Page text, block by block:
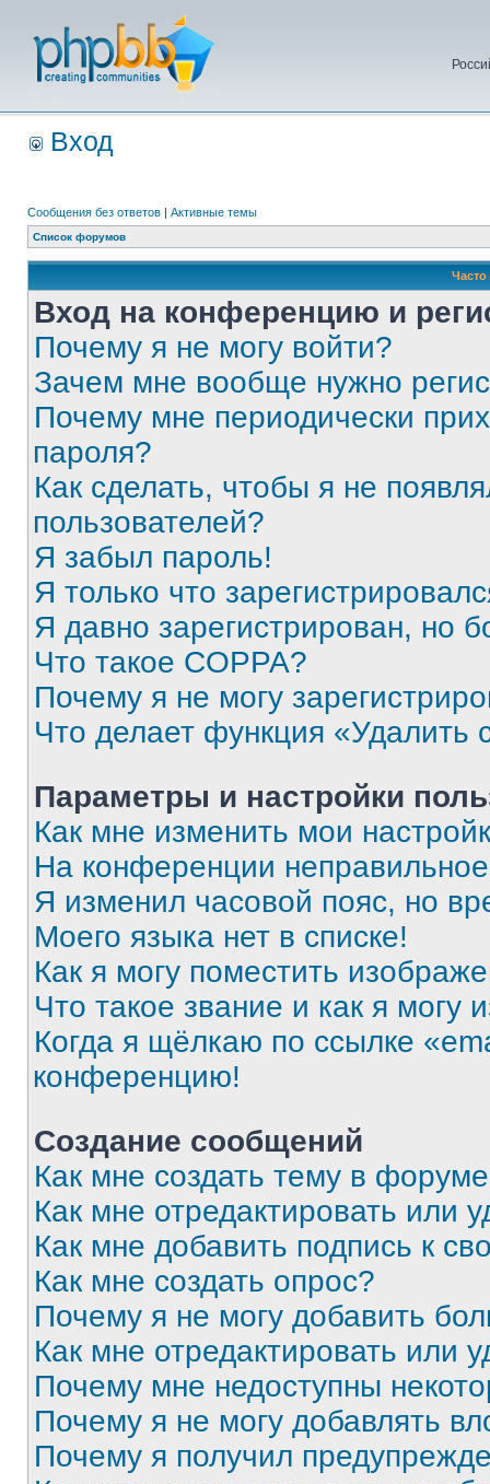
Вход
Сообщения без ответов | Активные темы
Список форумов
Вход на конференцию и
Почему я не могу войти?
Зачем мне вообще нужно
Почему мне периодически
пароля?
Как сделать, чтобы я не
пользователей?
Я забыл пароль!
Я только что
Я давно зарегистрирован, но
Что такое COPPA?
Почему я не могу
Что делает функция «Удалить
Параметры и настройки
Как мне изменить мои
На конференции
Я изменил часовой пояс, но
Моего языка нет в списке!
Как я могу поместить
Что такое звание и как я могу
Когда я щёлкаю по ссылке
конференцию!
Создание сообщений
Как мне создать тему в
Как мне отредактировать или
Как мне добавить подпись к
Как мне создать опрос?
Почему я не могу добавить
Как мне отредактировать или
Почему мне недоступны
Почему я не могу добавлять
Почему я получил